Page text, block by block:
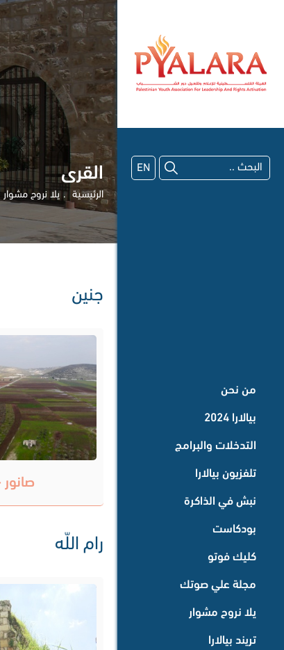
EN
من نحن
بيالارا 2024
التدخلات والبرامج
تلفزيون بيالارا
نبش في الذاكرة
بودكاست
كليك فوتو
مجلة علي صوتك
يلا نروح مشوار
تريند بيالارا
القرى
الرئيسية يلا نروح مشوار
جنين
رام اللّه